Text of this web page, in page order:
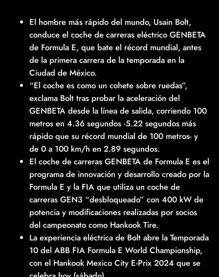
El hombre más rápido del mundo, Usain Bolt,
conduce el coche de carreras eléctrico GENBETA
de Formula E, que bate el récord mundial, antes
de la primera carrera de la temporada en la
Ciudad de México.
“El coche es como un cohete sobre ruedas”,
exclama Bolt tras probar la aceleración del
GENBETA desde la línea de salida, corriendo 100
metros en 4.36 segundos -5.22 segundos más
rápido que su récord mundial de 100 metros- y
de 0 a 100 km/h en 2.89 segundos.
El coche de carreras GENBETA de Formula E es el
programa de innovación y desarrollo creado por la
Formula E y la FIA que utiliza un coche de
carreras GEN3 “desbloqueado” con 400 kW de
potencia y modificaciones realizadas por socios
del campeonato como Hankook Tire.
La experiencia eléctrica de Bolt abre la Temporada
10 del ABB FIA Formula E World Championship,
con el Hankook Mexico City E-Prix 2024 que se